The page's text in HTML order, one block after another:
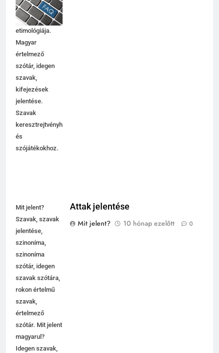
jelentése,
magyarázata,
használata,
etimológiája.
Magyar
értelmező
szótár, idegen
szavak,
kifejezések
jelentése.
Szavak
keresztrejtvényhez
és
Mit jelent?
Szavak, szavak
jelentése,
szinoníma,
szinoníma
szótár, idegen
szavak szótára,
rokon értelmű
szavak,
értelmező
szótár. Mit jelent
magyarul?
5